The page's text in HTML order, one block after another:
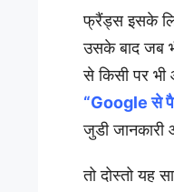
फ्रैंड्स इसके
उसके बाद जब
से किसी पर
“Google से
जुडी जानकारी
तो दोस्तो यह